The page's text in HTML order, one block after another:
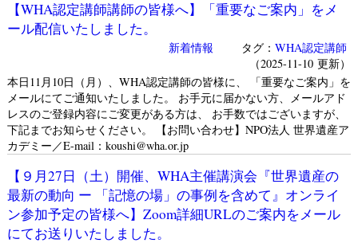
【WHA認定講師講師の皆様へ】「重要なご案内」をメ
ール配信いたしました。
新着情報 タグ： WHA認定講師
（2025-11-10 更新）
本日11月10日（月）、WHA認定講師の皆様に、 「重要なご案内」を
メールにてご通知いたしました。 お手元に届かない方、メールアド
レスのご登録内容にご変更がある方は、 お手数ではございますが、
下記までお知らせください。 【お問い合わせ】NPO法人 世界遺産ア
カデミー／E-mail：koushi@wha.or.jp
【９月27日（土）開催、WHA主催講演会『世界遺産の
最新の動向 ー 「記憶の場」の事例を含めて』オンライ
ン参加予定の皆様へ】Zoom詳細URLのご案内をメール
にてお送りいたしました。